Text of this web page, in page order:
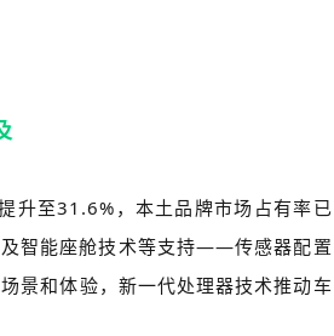
升至31.6%，本土品牌市场占有率已
智能座舱技术等支持——传感器配置
景和体验，新一代处理器技术推动车